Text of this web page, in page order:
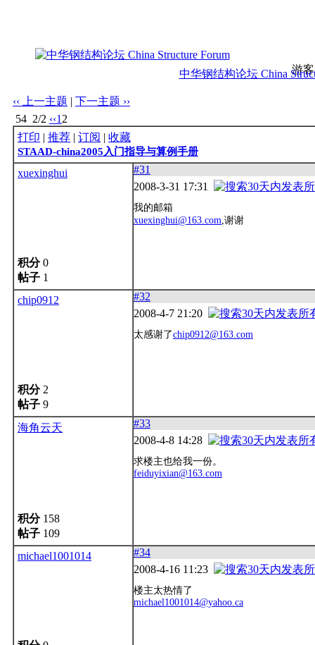
游
中华钢结构论坛 China
‹‹ 上一主题 | 下一主题 ››
54 2/2 ‹‹1 2
打印 | 推荐 | 订阅 | 收藏
STAAD-china2005入门指导与算例手册
xuexinghui
积分0
帖子 1
#31
2008-3-31 17:31
我的邮箱
xuexinghui@163.com,谢谢
chip0912
积分2
帖子 9
#32
2008-4-7 21:20
太感谢了chip0912@163.com
海角云天
积分158
帖子 109
#33
2008-4-8 14:28
求楼主也给我一份。
feiduyixian@163.com
michael1001014
#34
2008-4-16 11:23
楼主太热情了
michael1001014@yahoo.ca